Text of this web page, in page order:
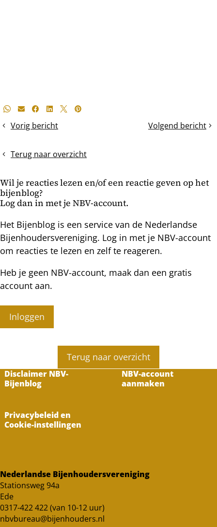
Deel
bericht
Whatsapp
E-mailFacebook
LinkedIn
X Pinterest
Vorig bericht
check
wintervoorraad
Volgend bericht
het
Terug naar overzicht
Wil je reacties lezen en/of een reactie geven op het
bijenblog?
Log dan in met je NBV-account.
Het Bijenblog is een service van de Nederlandse
Bijenhoudersvereniging. Log in met je NBV-account
om reacties te lezen en zelf te reageren.
Heb je geen NBV-account, maak dan een gratis
account aan.
Inloggen
Terug naar overzicht
Disclaimer NBV-
Bijenblog
NBV-account
aanmaken
Privacybeleid en
Cookie-instellingen
Nederlandse Bijenhoudersvereniging
Stationsweg 94a
Ede
0317-422 422 (van 10-12 uur)
nbvbureau@bijenhouders.nl